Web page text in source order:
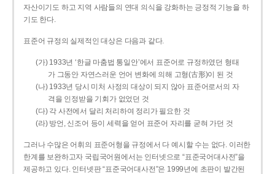
자산이기도 하고 지역 사람들의 연대 의식을 강화하는 긍정적 기능을 하
기도 한다.
표준어 규정의 실제적인 대상은 다음과 같다.
(가) 1933년 ‘한글 마춤법 통일안’에서 표준어로 규정하였던 형태
가 그동안 자연스러운 언어 변화에 의해 고형(古形)이 된 것
(나) 1933년 당시 미처 사정의 대상이 되지 않아 표준어로서의 자
격을 인정받을 기회가 없었던 것
(다) 각 사전에서 달리 처리하여 정리가 필요한 것
(라) 방언, 신조어 등이 세력을 얻어 표준어 자리를 굳혀 가던 것
그러나 수많은 어휘의 표준어형을 규정에서 다 예시할 수는 없다. 이러한
한계를 보완하고자 국립국어원에서는 인터넷으로 “표준국어대사전”을
제공하고 있다. 인터넷판 “표준국어대사전”은 1999년에 초판이 발간된